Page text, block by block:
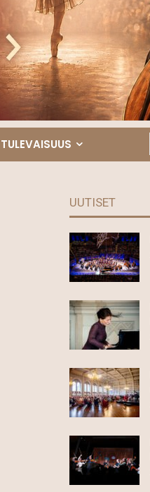
TULEVAISUUS
UUTISET